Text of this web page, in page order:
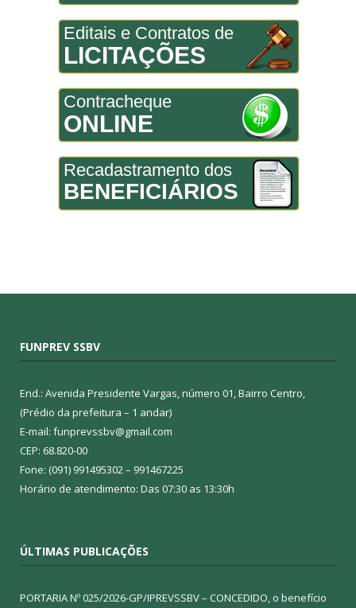
Editais e Contratos de
LICITAÇÕES
Contracheque
ONLINE
Recadastramento dos
BENEFICIÁRIOS
FUNPREV SSBV
End.: Avenida Presidente Vargas, número 01, Bairro Centro,
(Prédio da prefeitura – 1 andar)
E-mail: funprevssbv@gmail.com
CEP: 68.820-00
Fone: (091) 991495302 – 991467225
Horário de atendimento: Das 07:30 as 13:30h
ÚLTIMAS PUBLICAÇÕES
PORTARIA Nº 025/2026-GP/IPREVSSBV – CONCEDIDO, o benefício